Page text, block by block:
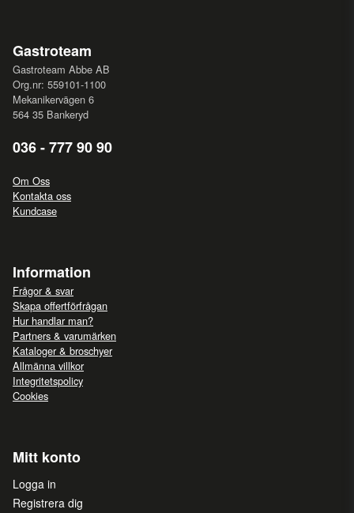
Gastroteam
Gastroteam Abbe AB
Org.nr: 559101-1100
Mekanikervägen 6
564 35 Bankeryd
036 - 777 90 90
Om Oss
Kontakta oss
Kundcase
Information
Frågor & svar
Skapa offertförfrågan
Hur handlar man?
Partners & varumärken
Kataloger & broschyer
Allmänna villkor
Integritetspolicy
Cookies
Mitt konto
Logga in
Registrera dig